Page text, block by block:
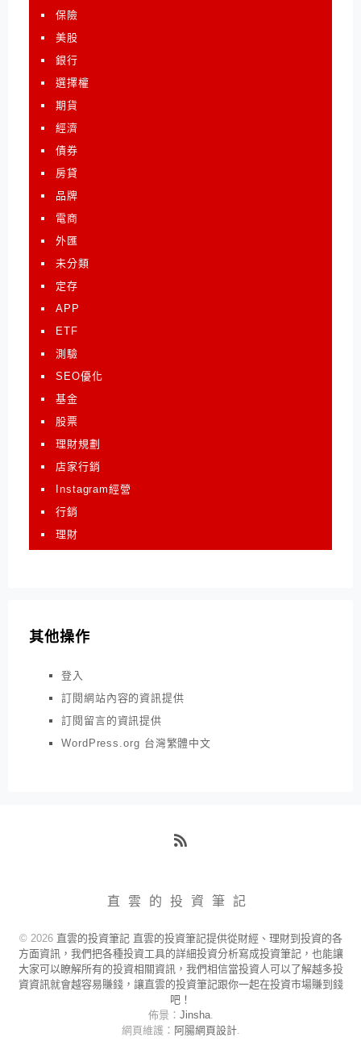
保險
美股
銀行
選擇權
期貨
經濟
債券
房貸
品牌
電商
外匯
未分類
定存
APP
ETF
測驗
SEO優化
基金
股票
理財規劃
店家行銷
Instagram經營
行銷
理財
其他操作
登入
訂閱網站內容的資訊提供
訂閱留言的資訊提供
WordPress.org 台灣繁體中文
直雲的投資筆記
© 2026 直雲的投資筆記 直雲的投資筆記提供從財經、理財到投資的各
方面資訊，我們把各種投資工具的詳細投資分析寫成投資筆記，也能讓
大家可以瞭解所有的投資相關資訊，我們相信當投資人可以了解越多投
資資訊就會越容易賺錢，讓直雲的投資筆記跟你一起在投資市場賺到錢
吧！
佈景： Jinsha.
網頁維護： 阿腸網頁設計.